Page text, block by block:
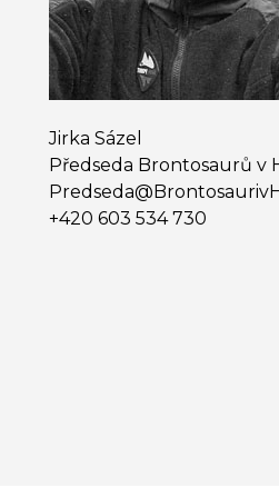
Jirka Sázel
Předseda Brontosaurů v
+420 603 534 730